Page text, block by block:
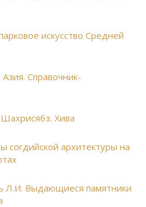
искусство Средней
Справочник-
Хива
согдийской архитектуры на
Л.И. Выдающиеся памятники